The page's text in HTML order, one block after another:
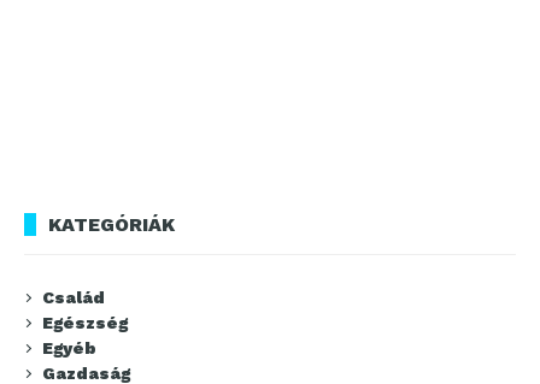
KATEGÓRIÁK
Család
Egészség
Egyéb
Gazdaság